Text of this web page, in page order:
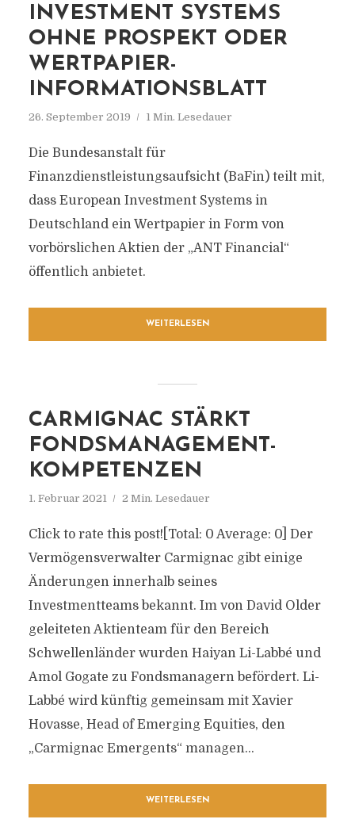
INVESTMENT SYSTEMS
OHNE PROSPEKT ODER
WERTPAPIER-
INFORMATIONSBLATT
26. September 2019 1 Min. Lesedauer
Die Bundesanstalt für
Finanzdienstleistungsaufsicht (BaFin) teilt mit,
dass European Investment Systems in
Deutschland ein Wertpapier in Form von
vorbörslichen Aktien der „ANT Financial“
öffentlich anbietet.
WEITERLESEN
CARMIGNAC STÄRKT
FONDSMANAGEMENT-
KOMPETENZEN
1. Februar 2021 2 Min. Lesedauer
Click to rate this post![Total: 0 Average: 0] Der
Vermögensverwalter Carmignac gibt einige
Änderungen innerhalb seines
Investmentteams bekannt. Im von David Older
geleiteten Aktienteam für den Bereich
Schwellenländer wurden Haiyan Li-Labbé und
Amol Gogate zu Fondsmanagern befördert. Li-
Labbé wird künftig gemeinsam mit Xavier
Hovasse, Head of Emerging Equities, den
„Carmignac Emergents“ managen...
WEITERLESEN